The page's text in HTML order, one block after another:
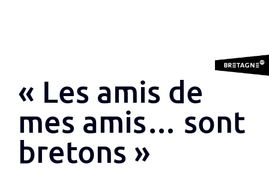
« Les amis de
mes amis… sont
bretons »